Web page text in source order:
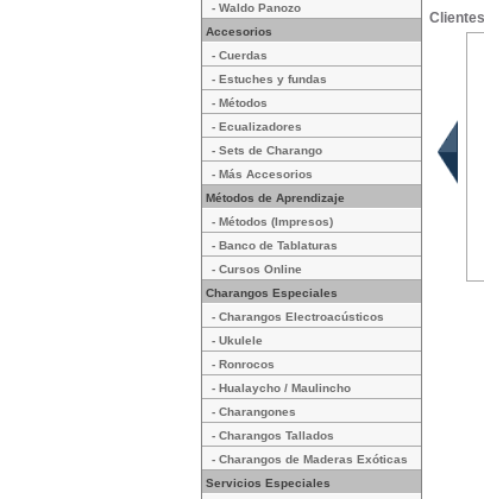
- Waldo Panozo
Accesorios
- Cuerdas
- Estuches y fundas
- Métodos
- Ecualizadores
- Sets de Charango
- Más Accesorios
Métodos de Aprendizaje
- Métodos (Impresos)
- Banco de Tablaturas
- Cursos Online
Charangos Especiales
- Charangos Electroacústicos
- Ukulele
- Ronrocos
- Hualaycho / Maulincho
- Charangones
- Charangos Tallados
- Charangos de Maderas Exóticas
Servicios Especiales